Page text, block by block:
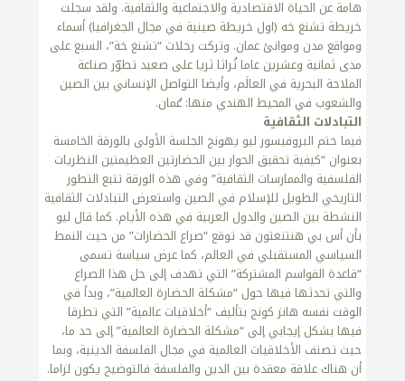
هامة عن الحياة الاقتصادية والاجتماعية والثقافية. ولقد سجلت
خريطة تشنغ خه (اول خريطة صينية في مجال الجغرافيا) أسماء
ومواقع مدن وموانئ عمان. وتركت رحلات “تشنغ خة”، السبع على
مدى ثمانية وعشرين عاما تُراثا ثريا على صعيد تطوّر صناعة
الملاحة البحرية في العالَم، وأيضا التواصل الإنساني بين الصين
والشعوب في المحيط الهندي منها: عُمان.
التبادلات الثقافية
فيما ختم البروفيسور ليو يهونج الجلسة الأولى بالورقة الخامسة
بعنوان “كيفية تحقيق الحوار بين الحضارتين العظيمتين النظريات
الفلسفية والممارسات الثقافية” وفي هذه الورقة تتبع التطور
التاريخي الطويل للإسلام في الصين واستعرض التبادلات الثقافية
النشطة بين الصين والدول العربية في هذه الأيام. كما قال ليو
بأن أس بي هنتنغتون قد توقع “صراع الحضارات” من حيث النمط
السياسي المستقبلي في العالم، كما عرض سياسة تسمى
“قاعدة القواسم المشتركة” التي تهدف إلى حل هذا الصراع
والتي تحدثها فيها حول “مشكلة الحضارة العالمية”، وبدأ في
الوقت نفسه هانز كونج بتأليف “أخلاقيات عالمية” التي تطرقا
فيها بشكل إيجابي إلى “مشكلة الحضارة العالمية” إلى حد ما،
حيث تصنف الأخلاقيات العالمية في مجال الفلسفة الدينية، وبما
أن هناك علاقة معقدة بين الدين والفلسفة فالتوضيح يكون لزاما.